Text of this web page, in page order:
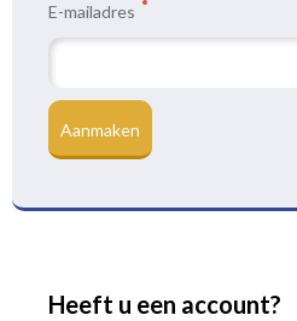
E-mailadres
Aanmaken
Heeft u een account?